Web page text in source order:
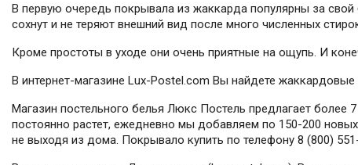
В первую очередь покрывала из жаккарда популярны за
сохнут и не теряют внешний вид после много численных
Кроме простоты в уходе они очень приятные на ощупь. И
В интернет-магазине Lux-Postel.com Вы найдете
Магазин постельного белья Люкс Постель предлагает более
постоянно растет, ежедневно мы добавляем по 150-200
не выходя из дома. Покрывало купить по телефону 8 (800)